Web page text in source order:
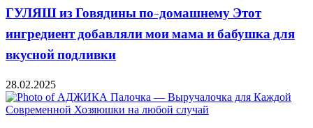
ГУЛЯШ из Говядины по-домашнему Этот
ингредиент добавляли мои мама и бабушка для
вкусной подливки
28.02.2025